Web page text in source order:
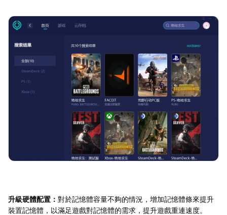
升級硬體配置： 對於記憶體容量不夠的情況，增加記憶體條來提升
裝置記憶體，以滿足遊戲對記憶體的需求，提升遊戲重連速度。